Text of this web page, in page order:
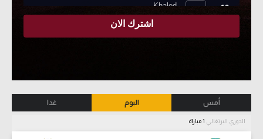
أمس اليوم غدا
الدوري البرتغالي